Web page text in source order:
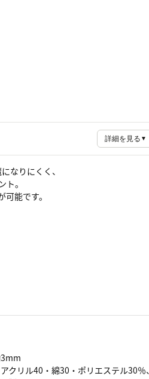
詳細を見る ▼
なりにくく、
。
能です。
クリル40・綿30・ポリエステル30